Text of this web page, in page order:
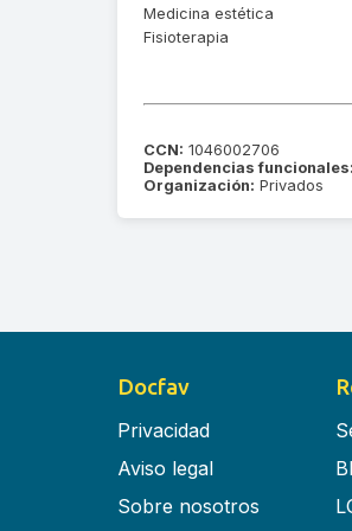
Medicina estética
Fisioterapia
CCN: 1046002706
Dependencias funcionales:
Organización: Privados
Docfav
Privacidad
Aviso legal
Sobre nosotros